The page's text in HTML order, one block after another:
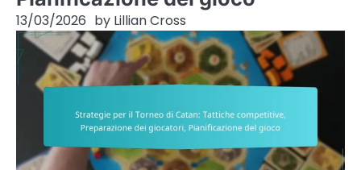
13/03/2026 by Lillian Cross